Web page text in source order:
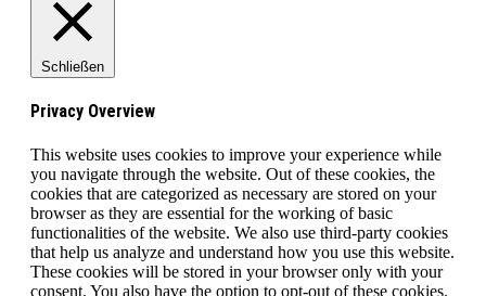
Schließen
Privacy Overview
This website uses cookies to improve your experience while
you navigate through the website. Out of these cookies, the
cookies that are categorized as necessary are stored on your
browser as they are essential for the working of basic
functionalities of the website. We also use third-party cookies
that help us analyze and understand how you use this website.
These cookies will be stored in your browser only with your
consent. You also have the option to opt-out of these cookies.